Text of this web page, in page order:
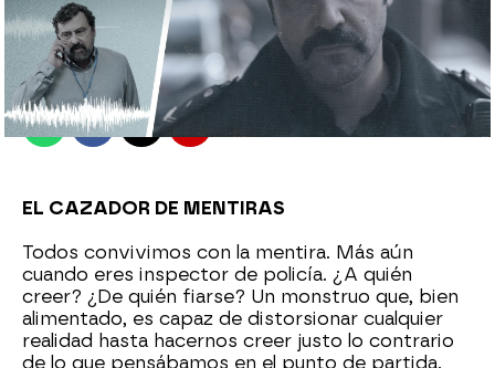
antena3.com
Madrid
Publicado: 28 de enero de 2022, 13:04
WhatsappFacebook
X Flipboard
EL CAZADOR DE MENTIRAS
Todos convivimos con la mentira. Más aún
cuando eres inspector de policía. ¿A quién
creer? ¿De quién fiarse? Un monstruo que, bien
alimentado, es capaz de distorsionar cualquier
realidad hasta hacernos creer justo lo contrario
de lo que pensábamos en el punto de partida.